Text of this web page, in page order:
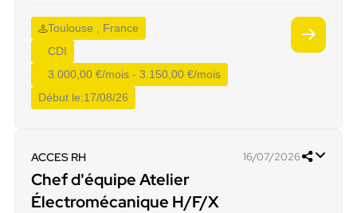
Toulouse , France
CDI
3.000,00 €/mois - 3.150,00 €/mois
Début le:17/08/26
ACCES RH 16/07/2026
Chef d'équipe Atelier
Électromécanique H/F/X